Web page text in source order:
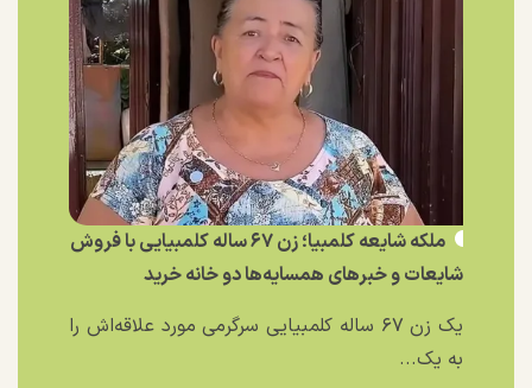
ملکه شایعه کلمبیا؛ زن ۶۷ ساله کلمبیایی با فروش
شایعات و خبر‌های همسایه‌ها دو خانه خرید
یک زن ۶۷ ساله کلمبیایی سرگرمی مورد علاقه‌اش را
به یک...